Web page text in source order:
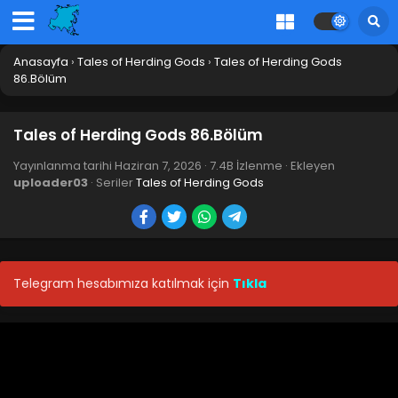
Anasayfa › Tales of Herding Gods › Tales of Herding Gods
86.Bölüm
Tales of Herding Gods 86.Bölüm
Yayınlanma tarihi Haziran 7, 2026 · 7.4B İzlenme · Ekleyen
uploader03 · SerilerTales of Herding Gods
Telegram hesabımıza katılmak için Tıkla